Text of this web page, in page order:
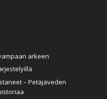
arkeen
– Petäjäveden